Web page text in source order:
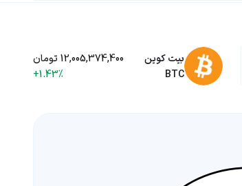
بیت کوین
BTC
12,005,374,400 تومان
+1.43%